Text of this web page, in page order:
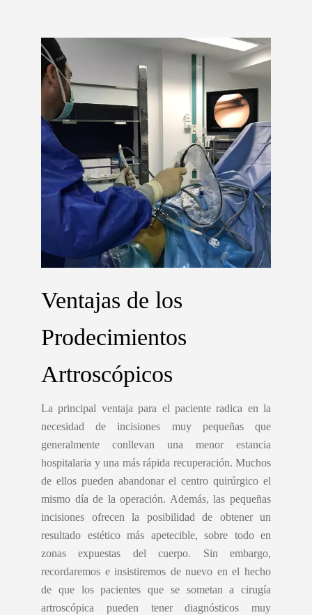
Ventajas de los
Prodecimientos
Artroscópicos
La principal ventaja para el paciente radica en la
necesidad de incisiones muy pequeñas que
generalmente conllevan una menor estancia
hospitalaria y una más rápida recuperación. Muchos
de ellos pueden abandonar el centro quirúrgico el
mismo día de la operación. Además, las pequeñas
incisiones ofrecen la posibilidad de obtener un
resultado estético más apetecible, sobre todo en
zonas expuestas del cuerpo. Sin embargo,
recordaremos e insistiremos de nuevo en el hecho
de que los pacientes que se sometan a cirugía
artroscópica pueden tener diagnósticos muy